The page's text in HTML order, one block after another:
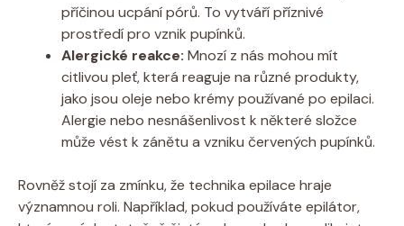
příčinou ‍ucpání​ pórů. To ​vytváří příznivé
prostředí ⁣pro vznik pupínků.
Alergické reakce: ⁤Mnozí z nás mohou mít
citlivou pleť, která reaguje na různé produkty,
‌jako jsou ⁣oleje nebo krémy používané po ‍epilaci.
Alergie nebo nesnášenlivost ‍k některé⁣ složce
může vést k zánětu a vzniku‌ červených pupínků.
Rovněž stojí za ‌zmínku, že technika epilace hraje
významnou roli. Například, pokud⁣ používáte⁤ epilátor,